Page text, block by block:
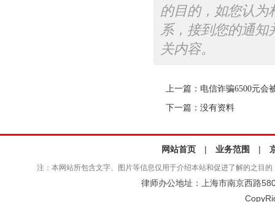
的目的，如您认为
系，接到您的通知
关内容。
上一篇： 电信诈骗6500元会
下一篇：没有资料
网站首页 | 业务范围 |
注：本网站所包含文字、图片等信息仅用于介绍本站和促进了解的之目
律师办公地址：上海市南京西路